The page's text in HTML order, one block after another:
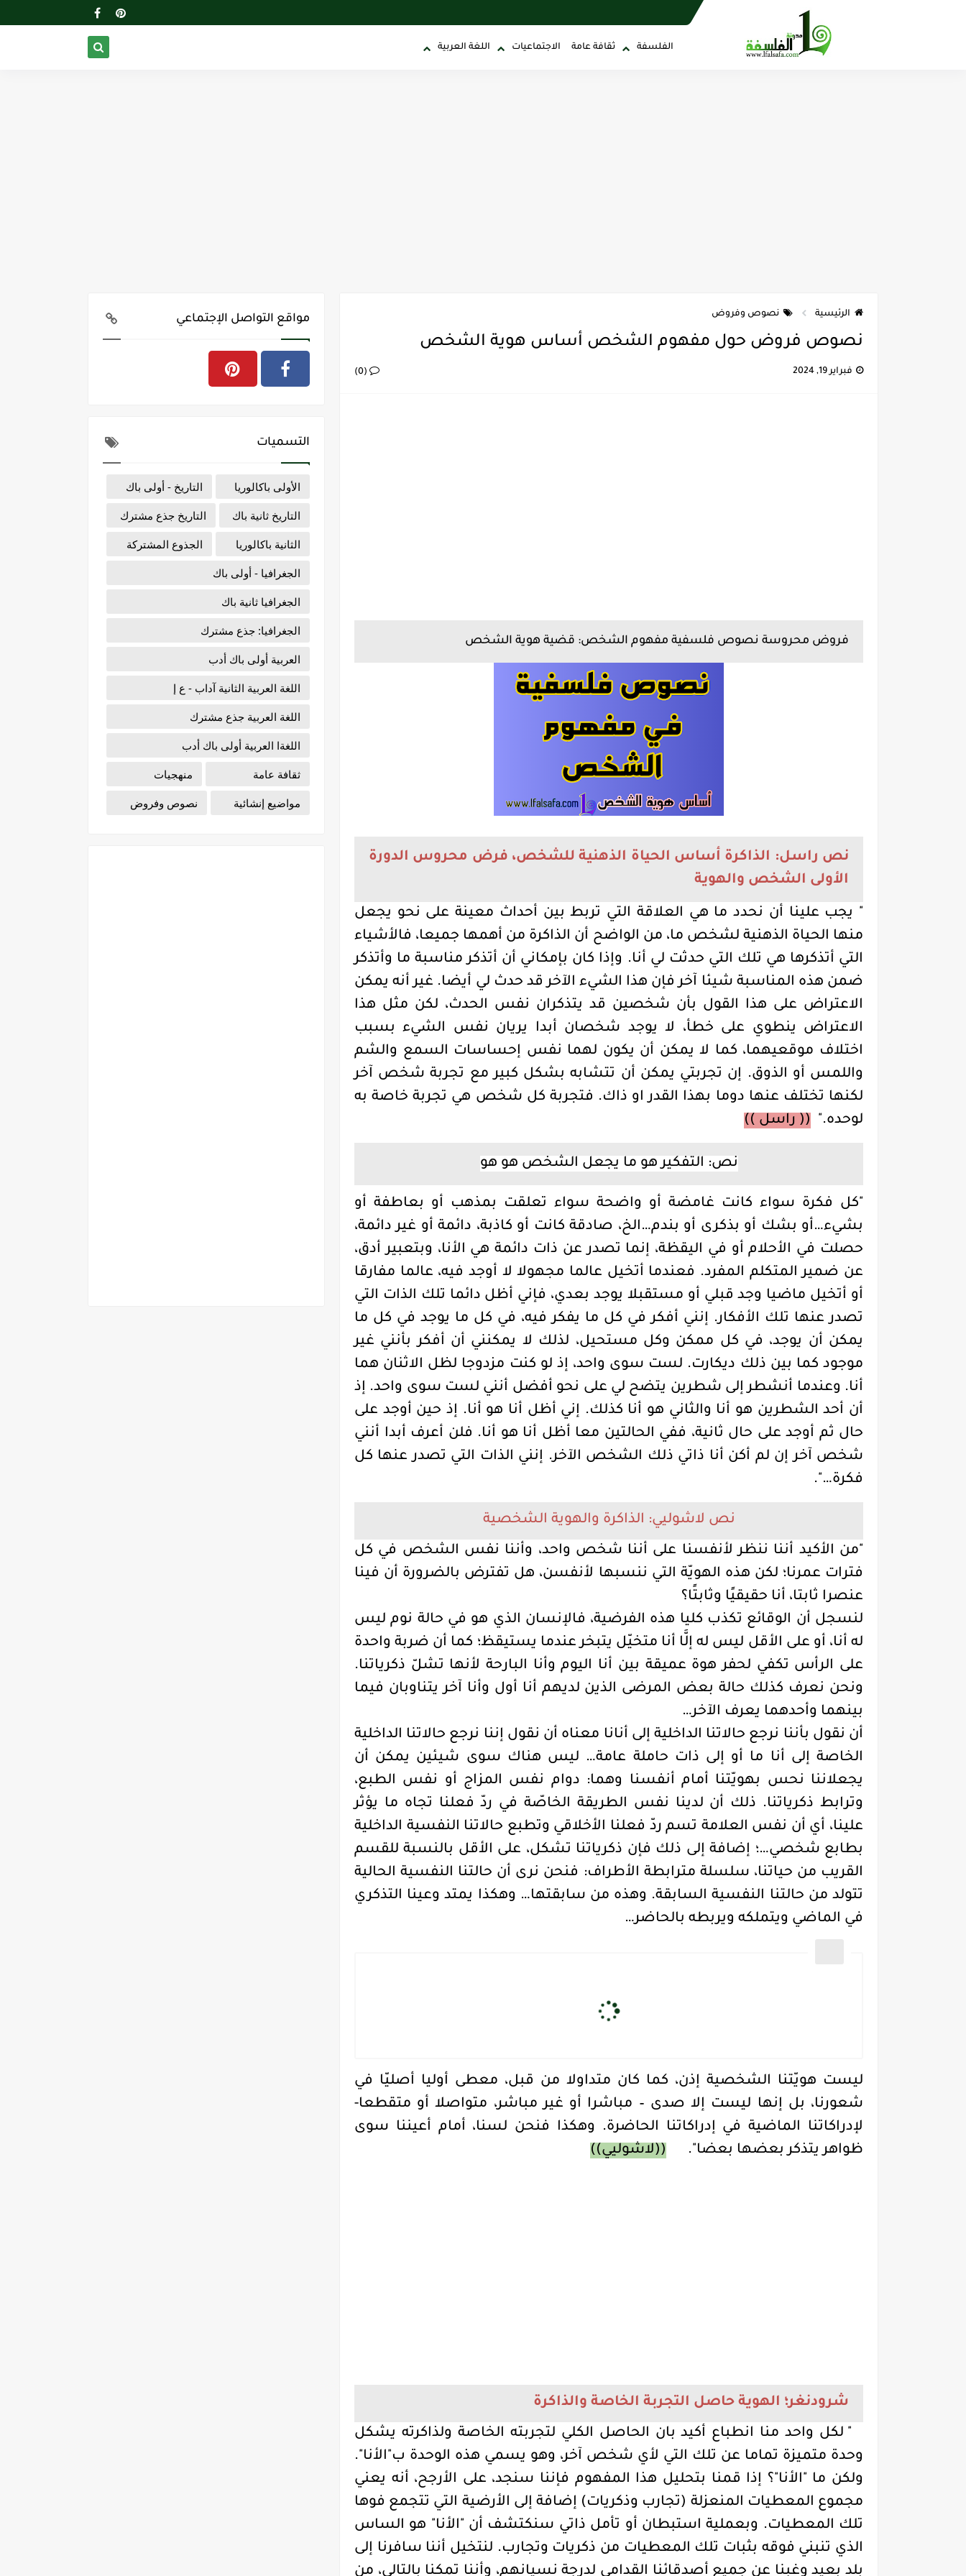
الفلسفة ثقافة عامة الاجتماعيات اللغة العربية
الرئيسية نصوص وفروض
نصوص فروض حول مفهوم الشخص أساس هوية الشخص
فبراير 19, 2024 (0)
فروض محروسة نصوص فلسفية مفهوم الشخص: قضية هوية الشخص
نص راسل: الذاكرة أساس الحياة الذهنية للشخص، فرض محروس الدورة
الأولى الشخص والهوية
" يجب علينا أن نحدد ما هي العلاقة التي تربط بين أحداث معينة على نحو يجعل
منها الحياة الذهنية لشخص ما، من الواضح أن الذاكرة من أهمها جميعا، فالأشياء
التي أتذكرها هي تلك التي حدثت لي أنا. وإذا كان بإمكاني أن أتذكر مناسبة ما وأتذكر
ضمن هذه المناسبة شيئا آخر فإن هذا الشيء الآخر قد حدث لي أيضا. غير أنه يمكن
الاعتراض على هذا القول بأن شخصين قد يتذكران نفس الحدث، لكن مثل هذا
الاعتراض ينطوي على خطأ، لا يوجد شخصان أبدا يريان نفس الشيء بسبب
اختلاف موقعيهما، كما لا يمكن أن يكون لهما نفس إحساسات السمع والشم
واللمس أو الذوق. إن تجربتي يمكن أن تتشابه بشكل كبير مع تجربة شخص آخر
لكنها تختلف عنها دوما بهذا القدر او ذاك. فتجربة كل شخص هي تجربة خاصة به
لوحده.
" (( راسل ))
نص: التفكير هو ما يجعل الشخص هو هو
"كل فكرة سواء كانت غامضة أو واضحة سواء تعلقت بمذهب أو بعاطفة أو
بشيء…أو بشك أو بذكرى أو بندم…الخ، صادقة كانت أو كاذبة، دائمة أو غير دائمة،
حصلت في الأحلام أو في اليقظة، إنما تصدر عن ذات دائمة هي الأنا، وبتعبير أدق،
عن ضمير المتكلم المفرد. فعندما أتخيل عالما مجهولا لا أوجد فيه، عالما مفارقا
أو أتخيل ماضيا وجد قبلي أو مستقبلا يوجد بعدي، فإني أظل دائما تلك الذات التي
تصدر عنها تلك الأفكار. إنني أفكر في كل ما يفكر فيه، في كل ما يوجد في كل ما
يمكن أن يوجد، في كل ممكن وكل مستحيل، لذلك لا يمكنني أن أفكر بأنني غير
موجود كما بين ذلك ديكارت. لست سوى واحد، إذ لو كنت مزدوجا لظل الاثنان هما
أنا. وعندما أنشطر إلى شطرين يتضح لي على نحو أفضل أنني لست سوى واحد. إذ
أن أحد الشطرين هو أنا والثاني هو أنا كذلك. إني أظل أنا هو أنا. إذ حين أوجد على
حال ثم أوجد على حال ثانية، ففي الحالتين معا أظل أنا هو أنا. فلن أعرف أبدا أنني
شخص آخر إن لم أكن أنا ذاتي ذلك الشخص الآخر. إنني الذات التي تصدر عنها كل
فكرة…".
نص لاشوليي: الذاكرة والهوية الشخصية
"من الأكيد أننا ننظر لأنفسنا على أننا شخص واحد، وأننا نفس الشخص في كل
فترات عمرنا؛ لكن هذه الهويّة التي ننسبها لأنفسن، هل تفترض بالضرورة أن فينا
عنصرا ثابتا، أنا حقيقيًا وثابتًا؟
لنسجل أن الوقائع تكذب كليا هذه الفرضية، فالإنسان الذي هو في حالة نوم ليس
له أنا، أو على الأقل ليس له إلَّا أنا متخيّل يتبخر عندما يستيقظ؛ كما أن ضربة واحدة
على الرأس تكفي لحفر هوة عميقة بين أنا اليوم وأنا البارحة لأنها تشلّ ذكرياتنا.
ونحن نعرف كذلك حالة بعض المرضى الذين لديهم أنا أول وأنا آخر يتناوبان فيما
بينهما وأحدهما يعرف الآخر…
أن نقول بأننا نرجع حالاتنا الداخلية إلى أنانا معناه أن نقول إننا نرجع حالاتنا الداخلية
الخاصة إلى أنا ما أو إلى ذات حاملة عامة… ليس هناك سوى شيئين يمكن أن
يجعلاننا نحس بهويّتنا أمام أنفسنا وهما: دوام نفس المزاج أو نفس الطبع،
وترابط ذكرياتنا. ذلك أن لدينا نفس الطريقة الخاصّة في ردّ فعلنا تجاه ما يؤثر
علينا، أي أن نفس العلامة تسم ردّ فعلنا الأخلاقي وتطبع حالاتنا النفسية الداخلية
بطابع شخصي…؛ إضافة إلى ذلك فإن ذكرياتنا تشكل، على الأقل بالنسبة للقسم
القريب من حياتنا، سلسلة مترابطة الأطراف: فنحن نرى أن حالتنا النفسية الحالية
تتولد من حالتنا النفسية السابقة. وهذه من سابقتها… وهكذا يمتد وعينا التذكري
في الماضي ويتملكه ويربطه بالحاضر…
ليست هويّتنا الشخصية إذن، كما كان متداولا من قبل، معطى أوليا أصليّا في
شعورنا، بل إنها ليست إلا صدى – مباشرا أو غير مباشر، متواصلا أو متقطعا-
لإدراكاتنا الماضية في إدراكاتنا الحاضرة. وهكذا فنحن لسنا، أمام أعيننا سوى
ظواهر يتذكر بعضها بعضا". ((لاشوليي))
شرودنغر؛ الهوية حاصل التجربة الخاصة والذاكرة
" لكل واحد منا انطباع أكيد بان الحاصل الكلي لتجربته الخاصة ولذاكرته يشكل
وحدة متميزة تماما عن تلك التي لأي شخص آخر، وهو يسمي هذه الوحدة ب"الأنا".
ولكن ما "الأنا"؟ إذا قمنا بتحليل هذا المفهوم فإننا سنجد، على الأرجح، أنه يعني
مجموع المعطيات المنعزلة (تجارب وذكريات) إضافة إلى الأرضية التي تتجمع فوها
تلك المعطيات. وبعملية استبطان أو تأمل ذاتي سنكتشف أن "الأنا" هو الساس
الذي تنبني فوقه بثبات تلك المعطيات من ذكريات وتجارب. لنتخيل أننا سافرنا إلى
بلد بعيد وغبنا عن جميع أصدقائنا القدامى لدرجة نسيانهم، وأننا تمكنا بالتالي، من
مواقع التواصل الإجتماعي
التسميات
الأولى باكالوريا
التاريخ - أولى باك
التاريخ ثانية باك
التاريخ جذع مشترك
الثانية باكالوريا
الجذوع المشتركة
الجغرافيا - أولى باك
الجغرافيا ثانية باك
الجغرافيا: جذع مشترك
العربية أولى باك أدب
اللغة العربية الثانية آداب - ع إ
اللغة العربية جذع مشترك
اللغةا العربية أولى باك أدب
ثقافة عامة
منهجيات
مواضيع إنشائية
نصوص وفروض